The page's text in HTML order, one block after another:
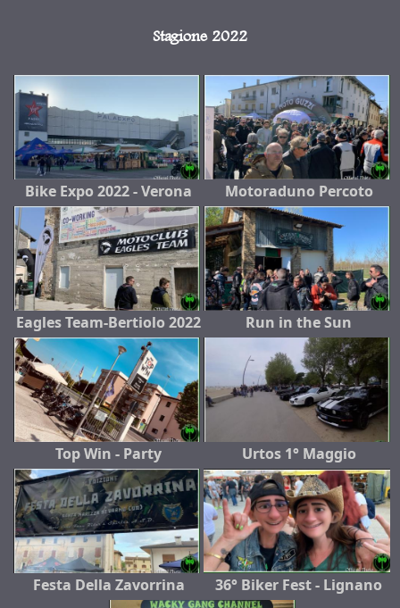
Stagione 2022
Bike Expo 2022 - Verona Motoraduno Percoto
Eagles Team-Bertiolo 2022 Run in the Sun
Top Win - Party Urtos 1° Maggio
Festa Della Zavorrina 36° Biker Fest - Lignano